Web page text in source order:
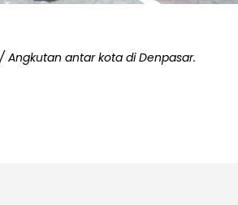
Angkutan antar kota di Denpasar.